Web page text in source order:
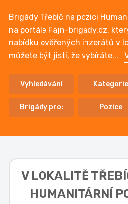
Brigády Třebíč na pozici
na portále Fajn-brigady.cz,
nabídku ověřených inzerátů v
můžete být jistí, že vybíráte...
Vyhledávání Kategorie
Brigády pro: Pozice
V LOKALITĚ
HUMANITÁRNÍ